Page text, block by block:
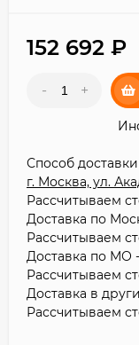
152 692
- +
Способ доставки
г. Москва, ул.
Рассчитываем
Доставка по
Рассчитываем
Доставка по МО
Рассчитываем
Доставка в
Рассчитываем